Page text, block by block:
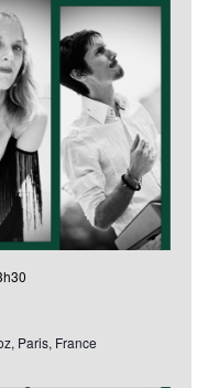
Paris, France